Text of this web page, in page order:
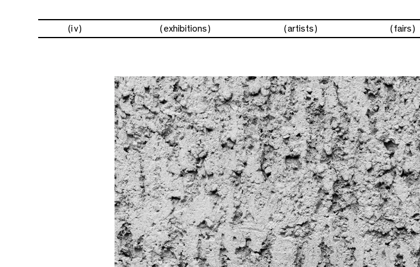
(iv) exhibitions artists fairs